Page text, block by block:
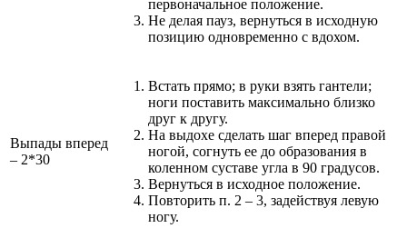
первоначальное положение.
Не делая пауз, вернуться в исходную
позицию одновременно с вдохом.
Выпады вперед
– 2*30
Встать прямо; в руки взять гантели;
ноги поставить максимально близко
друг к другу.
На выдохе сделать шаг вперед правой
ногой, согнуть ее до образования в
коленном суставе угла в 90 градусов.
Вернуться в исходное положение.
Повторить п. 2 – 3, задействуя левую
ногу.